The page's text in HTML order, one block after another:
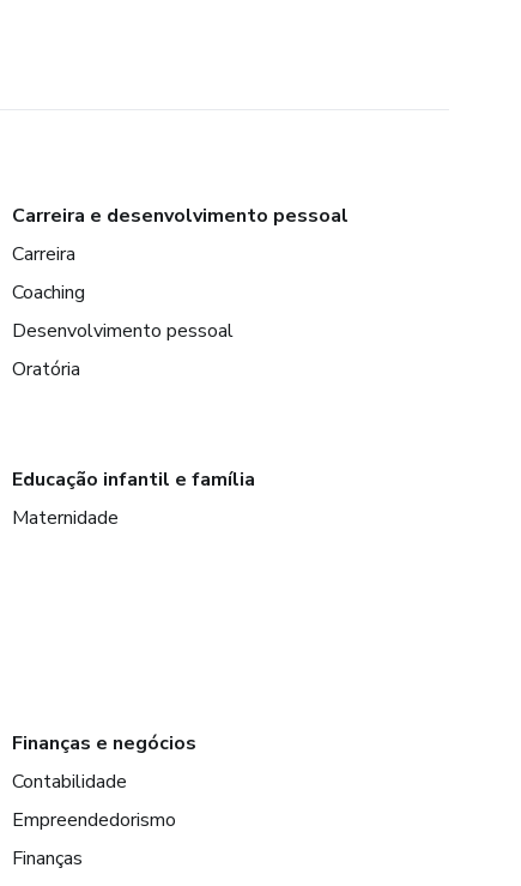
Carreira e desenvolvimento pessoal
Carreira
Coaching
Desenvolvimento pessoal
Oratória
Educação infantil e família
Maternidade
Finanças e negócios
Contabilidade
Empreendedorismo
Finanças